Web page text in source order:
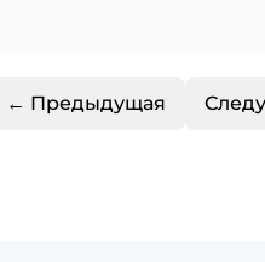
← Предыдущая